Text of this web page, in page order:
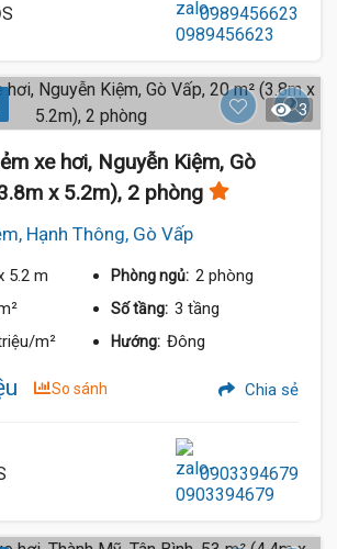
0989456623
3
xe hơi, Nguyễn Kiệm, Gò
x 5.2m), 2 phòng
Hạnh Thông, Gò Vấp
5.2 m Phòng ngủ: 2 phòng
Số tầng: 3 tầng
m² Hướng: Đông
So sánh Chia sẻ
0903394679